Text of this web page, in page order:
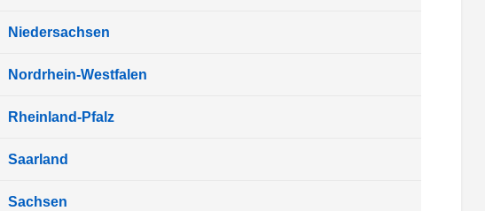
Niedersachsen
Nordrhein-Westfalen
Rheinland-Pfalz
Saarland
Sachsen